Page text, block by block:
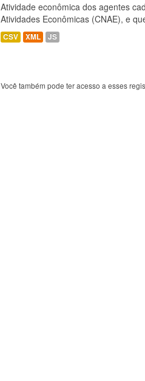
Atividade econômica dos agentes
Atividades Econômicas (CNAE), e
CSV XML JS
Você também pode ter acesso a esses